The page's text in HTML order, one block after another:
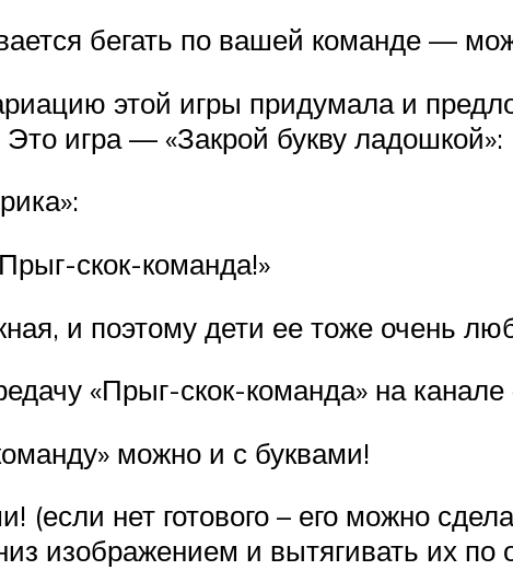
бегать по вашей команде —
этой игры придумала и
Это игра — «Закрой букву ладошкой»:
скок-команда!»
и поэтому дети ее тоже очень
«Прыг-скок-команда» на канале
можно и с буквами!
(если нет готового – его можно
изображением и вытягивать их по